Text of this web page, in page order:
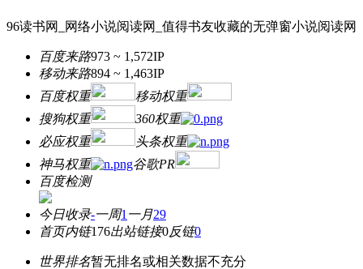
96读书网_网络小说阅读网_值得书友收藏的无弹窗小说阅读网
百度来路973 ~ 1,572IP
移动来路894 ~ 1,463IP
百度权重
移动权重
搜狗权重
360权重
必应权重
头条权重
神马权重
谷歌PR
百度检测
今日收录-一周1 一月29
首页内链176出站链接0反链0
世界排名暂无排名或相关数据不充分